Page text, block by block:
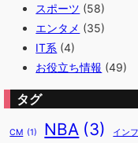
スポーツ (58)
エンタメ (35)
IT系 (4)
お役立ち情報 (49)
タグ
CM (1) NBA (3) イン